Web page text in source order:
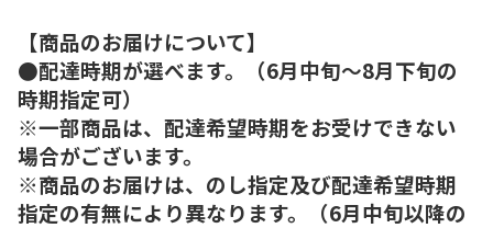
【商品のお届けについて】
●配達時期が選べます。（6月中旬～8月下旬の
時期指定可）
※一部商品は、配達希望時期をお受けできない
場合がございます。
※商品のお届けは、のし指定及び配達希望時期
指定の有無により異なります。（6月中旬以降の